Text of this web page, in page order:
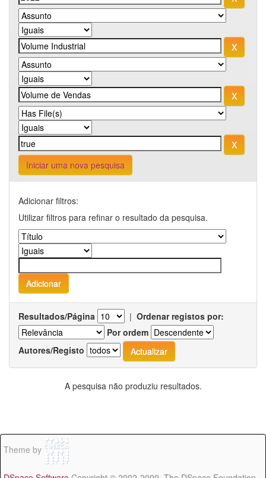
Iniciar uma nova pesquisa
Adicionar filtros:
Utilizar filtros para refinar o resultado da pesquisa.
Resultados/Página | Ordenar registos por:
Por ordem
Autores/Registo
A pesquisa não produziu resultados.
Theme by